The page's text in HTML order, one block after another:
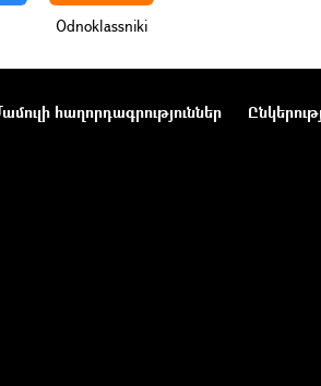
Odnoklassniki
հաղորդագրություններ